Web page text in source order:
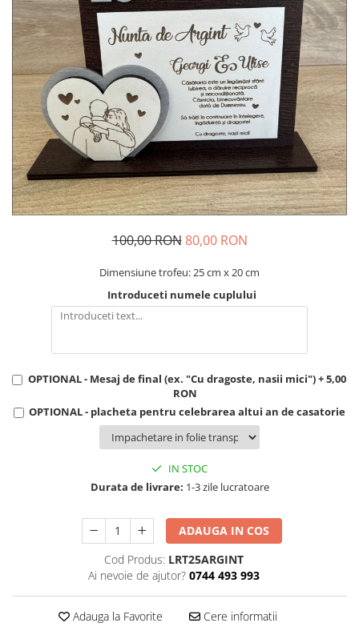
Decoratiuni Craciun
Pachete cadou Craciun
Paste
Decoratiuni Paste
Valentines Day
Cadouri indragostiti
1-8 Martie
Scoala/Absolvire
100,00 RON 80,00 RON
Dimensiune trofeu: 25 cm x 20 cm
Introduceti numele cuplului
OPTIONAL - Mesaj de final (ex. "Cu dragoste, nasii mici") + 5,00
RON
OPTIONAL - placheta pentru celebrarea altui an de casatorie
IN STOC
Durata de livrare: 1-3 zile lucratoare
ADAUGA IN COS
Cod Produs: LRT25ARGINT
Ai nevoie de ajutor? 0744 493 993
Adauga la Favorite Cere informatii